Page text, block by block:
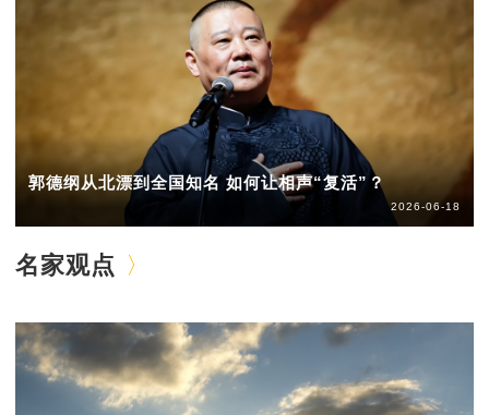
郭德纲从北漂到全国知名 如何让相声“复活”？
2026-06-18
名家观点